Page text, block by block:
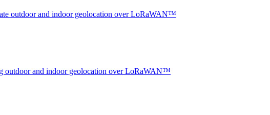
outdoor and indoor geolocation over LoRaWAN™
outdoor and indoor geolocation over LoRaWAN™